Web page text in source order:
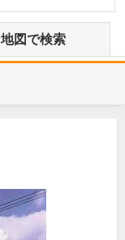
地図で検索